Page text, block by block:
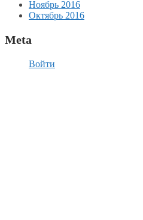
Ноябрь 2016
Октябрь 2016
Meta
Войти